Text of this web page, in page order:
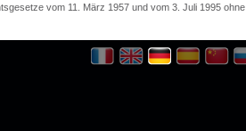
vom 11. März 1957 und vom 3. Juli 1995 ohne